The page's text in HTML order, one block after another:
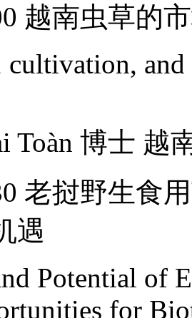
越南虫草的
cultivation,
Toàn 博士 越
老挝野生食
遇
Potential of
for